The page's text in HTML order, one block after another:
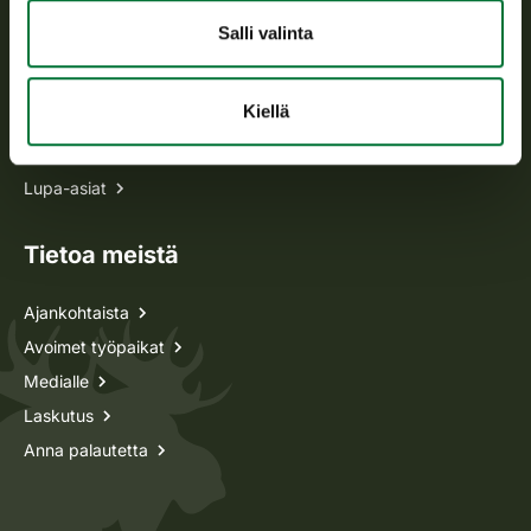
Salli valinta
Kiellä
Oma riista -asiat
Lupa-asiat
Tietoa meistä
Ajankohtaista
Avoimet työpaikat
Medialle
Laskutus
Anna palautetta